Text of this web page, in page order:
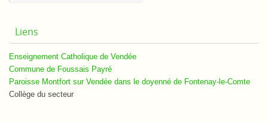
Liens
Enseignement Catholique de Vendée
Commune de Foussais Payré
Paroisse Montfort sur Vendée dans le doyenné de Fontenay-le-Comte
Collège du secteur